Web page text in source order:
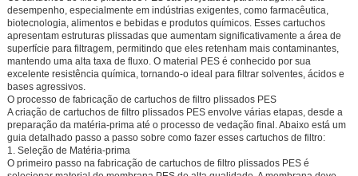
desempenho, especialmente em indústrias exigentes, como farmacêutica,
biotecnologia, alimentos e bebidas e produtos químicos. Esses cartuchos
apresentam estruturas plissadas que aumentam significativamente a área de
superfície para filtragem, permitindo que eles retenham mais contaminantes,
mantendo uma alta taxa de fluxo. O material PES é conhecido por sua
excelente resistência química, tornando-o ideal para filtrar solventes, ácidos e
bases agressivos.
O processo de fabricação de cartuchos de filtro plissados PES
A criação de cartuchos de filtro plissados PES envolve várias etapas, desde a
preparação da matéria-prima até o processo de vedação final. Abaixo está um
guia detalhado passo a passo sobre como fazer esses cartuchos de filtro:
1. Seleção de Matéria-prima
O primeiro passo na fabricação de cartuchos de filtro plissados PES é